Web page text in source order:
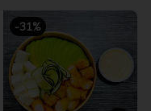
-31%